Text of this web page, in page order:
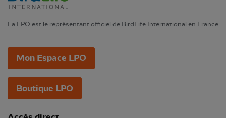
La LPO est le représentant officiel de BirdLife International en France
Mon Espace LPO
Boutique LPO